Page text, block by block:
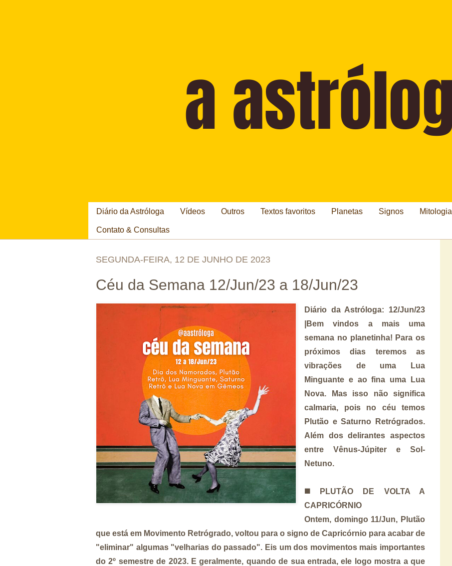
Diário da Astróloga Vídeos Outros Textos favoritos Planetas Signos Mitologia
Contato & Consultas
SEGUNDA-FEIRA, 12 DE JUNHO DE 2023
Céu da Semana 12/Jun/23 a 18/Jun/23
Diário da Astróloga: 12/Jun/23
|Bem vindos a mais uma
semana no planetinha! Para os
próximos dias teremos as
vibrações de uma Lua
Minguante e ao fina uma Lua
Nova. Mas isso não significa
calmaria, pois no céu temos
Plutão e Saturno Retrógrados.
Além dos delirantes aspectos
entre Vênus-Júpiter e Sol-
Netuno.
◼️ PLUTÃO DE VOLTA A
CAPRICÓRNIO
Ontem, domingo 11/Jun, Plutão
que está em Movimento Retrógrado, voltou para o signo de Capricórnio para acabar de
"eliminar" algumas "velharias do passado". Eis um dos movimentos mais importantes
do 2º semestre de 2023. E geralmente, quando de sua entrada, ele logo mostra a que